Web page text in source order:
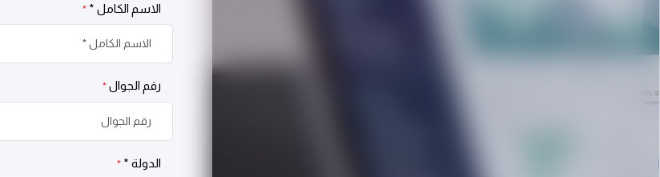
الاسم الكامل * *
رقم الجوال*
الدولة * *